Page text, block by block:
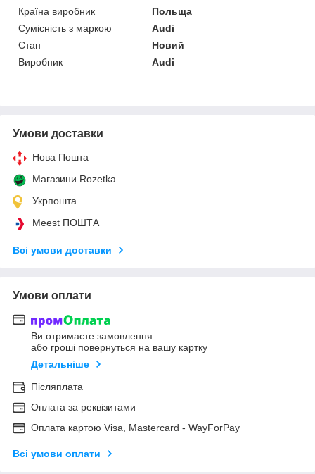
Країна виробник
Польща
Сумісність з маркою
Audi
Стан
Новий
Виробник
Audi
Умови доставки
Нова Пошта
Магазини Rozetka
Укрпошта
Meest ПОШТА
Всі умови доставки
Умови оплати
Ви отримаєте замовлення
або гроші повернуться на вашу картку
Детальніше
Післяплата
Оплата за реквізитами
Оплата картою Visa, Mastercard - WayForPay
Всі умови оплати